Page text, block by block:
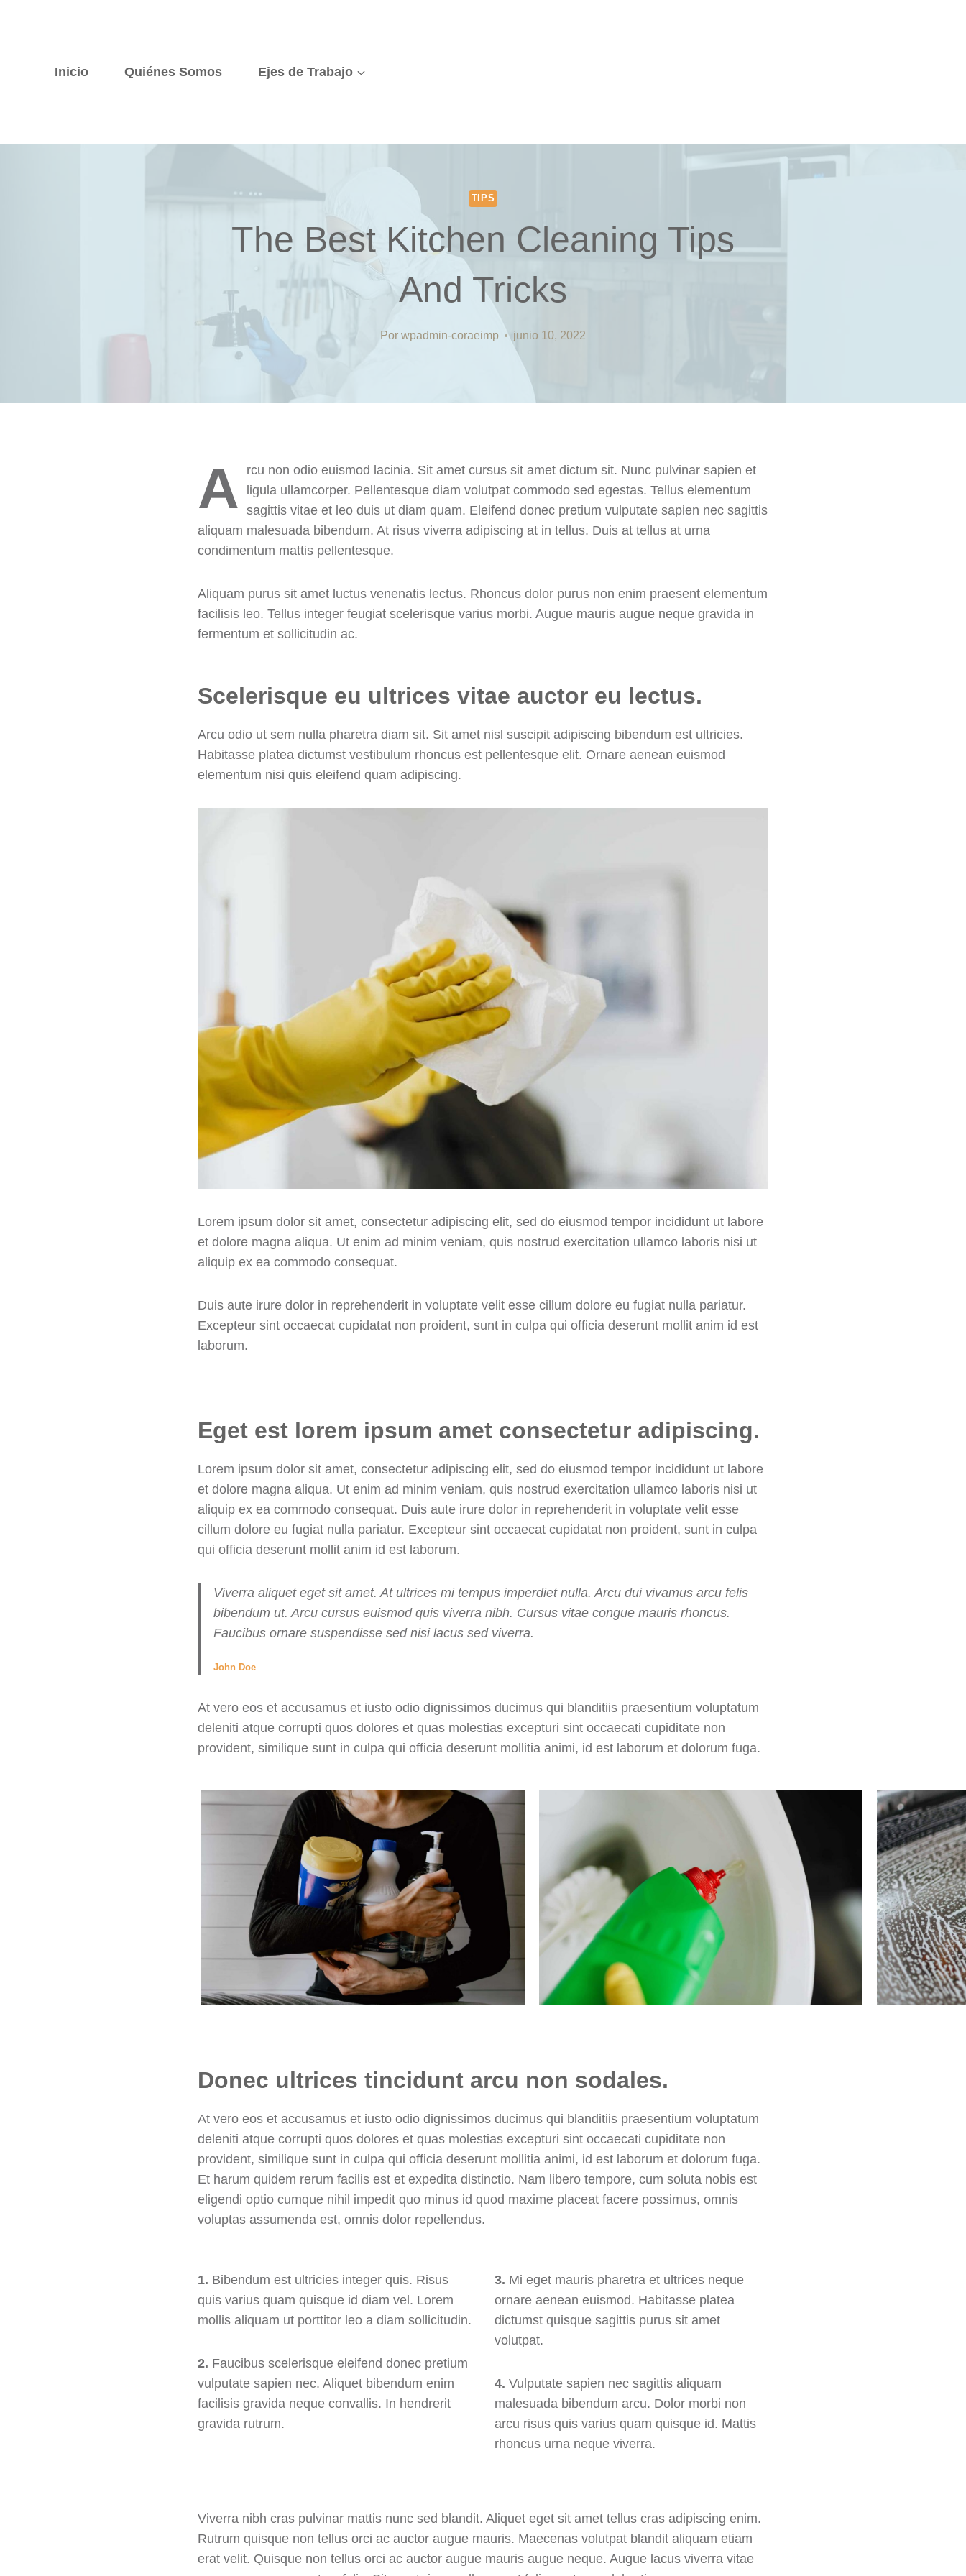
Inicio
Quiénes Somos Ejes de Trabajo
TIPS
The Best Kitchen Cleaning Tips
And Tricks
Por wpadmin-coraeimp junio 10, 2022
A
rcu non odio euismod lacinia. Sit amet cursus sit amet dictum sit. Nunc pulvinar sapien et
ligula ullamcorper. Pellentesque diam volutpat commodo sed egestas. Tellus elementum
sagittis vitae et leo duis ut diam quam. Eleifend donec pretium vulputate sapien nec sagittis
aliquam malesuada bibendum. At risus viverra adipiscing at in tellus. Duis at tellus at urna
condimentum mattis pellentesque.
Aliquam purus sit amet luctus venenatis lectus. Rhoncus dolor purus non enim praesent elementum
facilisis leo. Tellus integer feugiat scelerisque varius morbi. Augue mauris augue neque gravida in
fermentum et sollicitudin ac.
Scelerisque eu ultrices vitae auctor eu lectus.
Arcu odio ut sem nulla pharetra diam sit. Sit amet nisl suscipit adipiscing bibendum est ultricies.
Habitasse platea dictumst vestibulum rhoncus est pellentesque elit. Ornare aenean euismod
elementum nisi quis eleifend quam adipiscing.
Lorem ipsum dolor sit amet, consectetur adipiscing elit, sed do eiusmod tempor incididunt ut labore
et dolore magna aliqua. Ut enim ad minim veniam, quis nostrud exercitation ullamco laboris nisi ut
aliquip ex ea commodo consequat.
Duis aute irure dolor in reprehenderit in voluptate velit esse cillum dolore eu fugiat nulla pariatur.
Excepteur sint occaecat cupidatat non proident, sunt in culpa qui officia deserunt mollit anim id est
laborum.
Eget est lorem ipsum amet consectetur adipiscing.
Lorem ipsum dolor sit amet, consectetur adipiscing elit, sed do eiusmod tempor incididunt ut labore
et dolore magna aliqua. Ut enim ad minim veniam, quis nostrud exercitation ullamco laboris nisi ut
aliquip ex ea commodo consequat. Duis aute irure dolor in reprehenderit in voluptate velit esse
cillum dolore eu fugiat nulla pariatur. Excepteur sint occaecat cupidatat non proident, sunt in culpa
qui officia deserunt mollit anim id est laborum.
Viverra aliquet eget sit amet. At ultrices mi tempus imperdiet nulla. Arcu dui vivamus arcu felis
bibendum ut. Arcu cursus euismod quis viverra nibh. Cursus vitae congue mauris rhoncus.
Faucibus ornare suspendisse sed nisi lacus sed viverra.
John Doe
At vero eos et accusamus et iusto odio dignissimos ducimus qui blanditiis praesentium voluptatum
deleniti atque corrupti quos dolores et quas molestias excepturi sint occaecati cupiditate non
provident, similique sunt in culpa qui officia deserunt mollitia animi, id est laborum et dolorum fuga.
Donec ultrices tincidunt arcu non sodales.
At vero eos et accusamus et iusto odio dignissimos ducimus qui blanditiis praesentium voluptatum
deleniti atque corrupti quos dolores et quas molestias excepturi sint occaecati cupiditate non
provident, similique sunt in culpa qui officia deserunt mollitia animi, id est laborum et dolorum fuga.
Et harum quidem rerum facilis est et expedita distinctio. Nam libero tempore, cum soluta nobis est
eligendi optio cumque nihil impedit quo minus id quod maxime placeat facere possimus, omnis
voluptas assumenda est, omnis dolor repellendus.
1. Bibendum est ultricies integer quis. Risus
quis varius quam quisque id diam vel. Lorem
mollis aliquam ut porttitor leo a diam sollicitudin.
2. Faucibus scelerisque eleifend donec pretium
vulputate sapien nec. Aliquet bibendum enim
facilisis gravida neque convallis. In hendrerit
gravida rutrum.
3. Mi eget mauris pharetra et ultrices neque
ornare aenean euismod. Habitasse platea
dictumst quisque sagittis purus sit amet
volutpat.
4. Vulputate sapien nec sagittis aliquam
malesuada bibendum arcu. Dolor morbi non
arcu risus quis varius quam quisque id. Mattis
rhoncus urna neque viverra.
Viverra nibh cras pulvinar mattis nunc sed blandit. Aliquet eget sit amet tellus cras adipiscing enim.
Rutrum quisque non tellus orci ac auctor augue mauris. Maecenas volutpat blandit aliquam etiam
erat velit. Quisque non tellus orci ac auctor augue mauris augue neque. Augue lacus viverra vitae